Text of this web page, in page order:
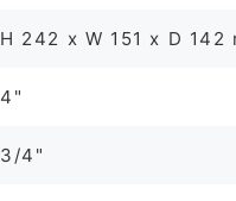
H 242 x W 151 x D 142
4"
3/4"